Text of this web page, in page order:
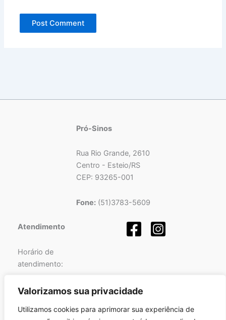
Valorizamos sua privacidade
Utilizamos cookies para aprimorar sua experiência de
Pró-Sinos
Rua Rio Grande, 2610
Centro - Esteio/RS
CEP: 93265-001
Fone:(51)3783-5609
Atendimento
Horário de
atendimento:
Segunda a Sexta-feira
das13hàs17h.